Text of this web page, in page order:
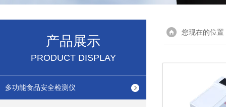
产品展示
PRODUCT DISPLAY
多功能食品安全检测仪
您现在的位置